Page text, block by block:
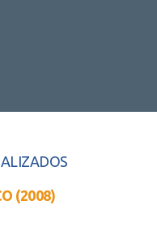
(2008)